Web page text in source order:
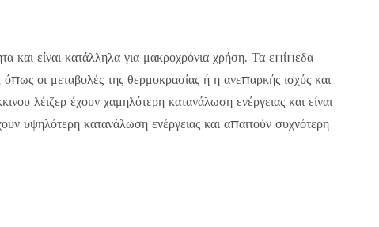
είναι κατάλληλα για μακροχρόνια χρήση. Τα επίπεδα
όπως οι μεταβολές της θερμοκρασίας ή η ανεπαρκής ισχύς και
λέιζερ έχουν χαμηλότερη κατανάλωση ενέργειας και είναι
υψηλότερη κατανάλωση ενέργειας και απαιτούν συχνότερη